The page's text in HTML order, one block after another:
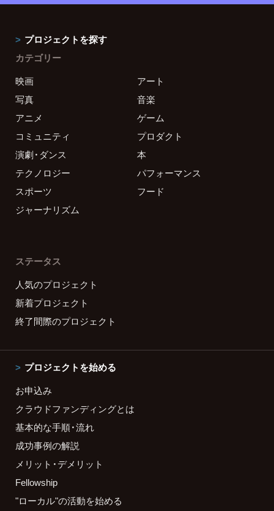
プロジェクトを探す
カテゴリー
映画
アート
写真
音楽
アニメ
ゲーム
コミュニティ
プロダクト
演劇・ダンス
本
テクノロジー
パフォーマンス
スポーツ
フード
ジャーナリズム
ステータス
人気のプロジェクト
新着プロジェクト
終了間際のプロジェクト
プロジェクトを始める
お申込み
クラウドファンディングとは
基本的な手順・流れ
成功事例の解説
メリット・デメリット
Fellowship
"ローカル"の活動を始める